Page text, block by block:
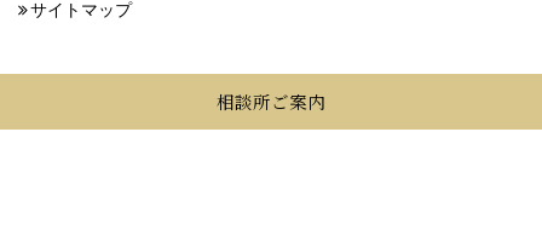
サイトマップ
相談所ご案内